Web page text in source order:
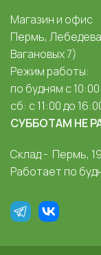
Магазин и офис
Пермь,
Вагановых 7)
Режим работы:
по будням с
сб: с 11:00 до
СУББОТАМ НЕ
Склад - Пермь,
Работает по